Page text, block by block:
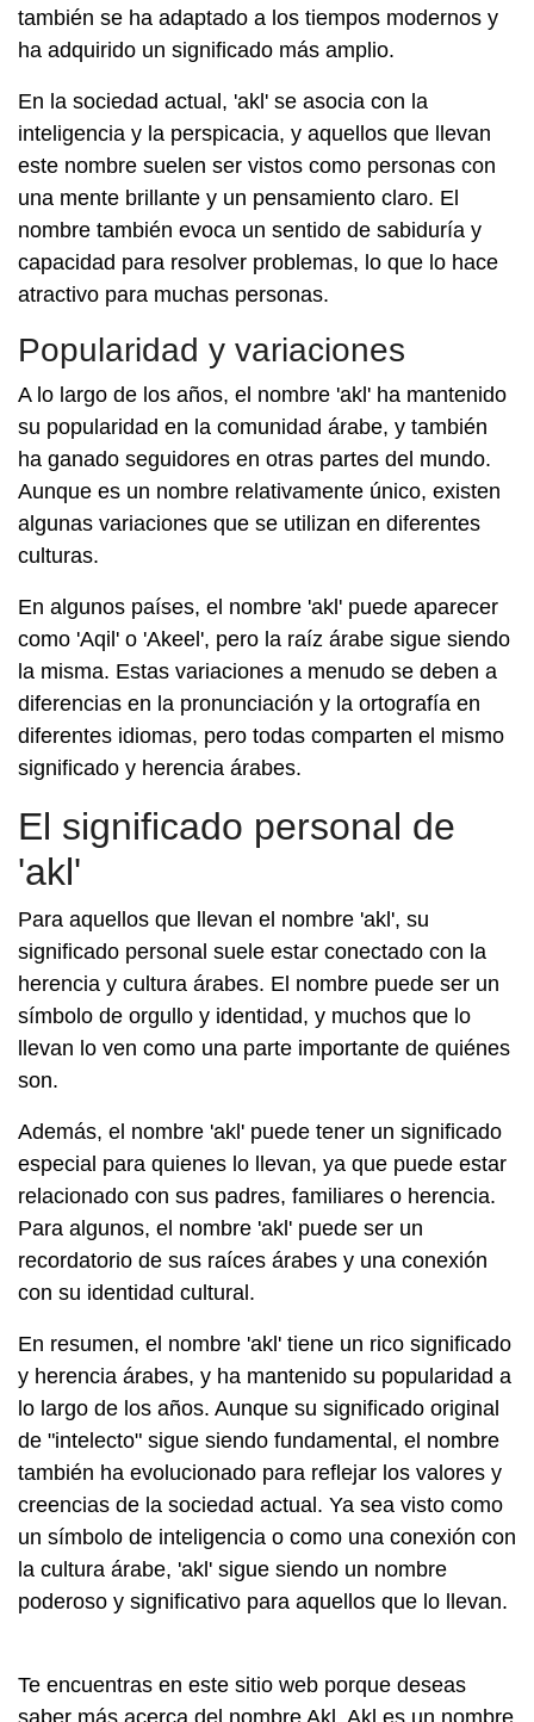
también se ha adaptado a los tiempos modernos y
ha adquirido un significado más amplio.
En la sociedad actual, 'akl' se asocia con la
inteligencia y la perspicacia, y aquellos que llevan
este nombre suelen ser vistos como personas con
una mente brillante y un pensamiento claro. El
nombre también evoca un sentido de sabiduría y
capacidad para resolver problemas, lo que lo hace
atractivo para muchas personas.
Popularidad y variaciones
A lo largo de los años, el nombre 'akl' ha mantenido
su popularidad en la comunidad árabe, y también
ha ganado seguidores en otras partes del mundo.
Aunque es un nombre relativamente único, existen
algunas variaciones que se utilizan en diferentes
culturas.
En algunos países, el nombre 'akl' puede aparecer
como 'Aqil' o 'Akeel', pero la raíz árabe sigue siendo
la misma. Estas variaciones a menudo se deben a
diferencias en la pronunciación y la ortografía en
diferentes idiomas, pero todas comparten el mismo
significado y herencia árabes.
El significado personal de
'akl'
Para aquellos que llevan el nombre 'akl', su
significado personal suele estar conectado con la
herencia y cultura árabes. El nombre puede ser un
símbolo de orgullo y identidad, y muchos que lo
llevan lo ven como una parte importante de quiénes
son.
Además, el nombre 'akl' puede tener un significado
especial para quienes lo llevan, ya que puede estar
relacionado con sus padres, familiares o herencia.
Para algunos, el nombre 'akl' puede ser un
recordatorio de sus raíces árabes y una conexión
con su identidad cultural.
En resumen, el nombre 'akl' tiene un rico significado
y herencia árabes, y ha mantenido su popularidad a
lo largo de los años. Aunque su significado original
de "intelecto" sigue siendo fundamental, el nombre
también ha evolucionado para reflejar los valores y
creencias de la sociedad actual. Ya sea visto como
un símbolo de inteligencia o como una conexión con
la cultura árabe, 'akl' sigue siendo un nombre
poderoso y significativo para aquellos que lo llevan.
Te encuentras en este sitio web porque deseas
saber más acerca del nombre Akl. Akl es un nombre